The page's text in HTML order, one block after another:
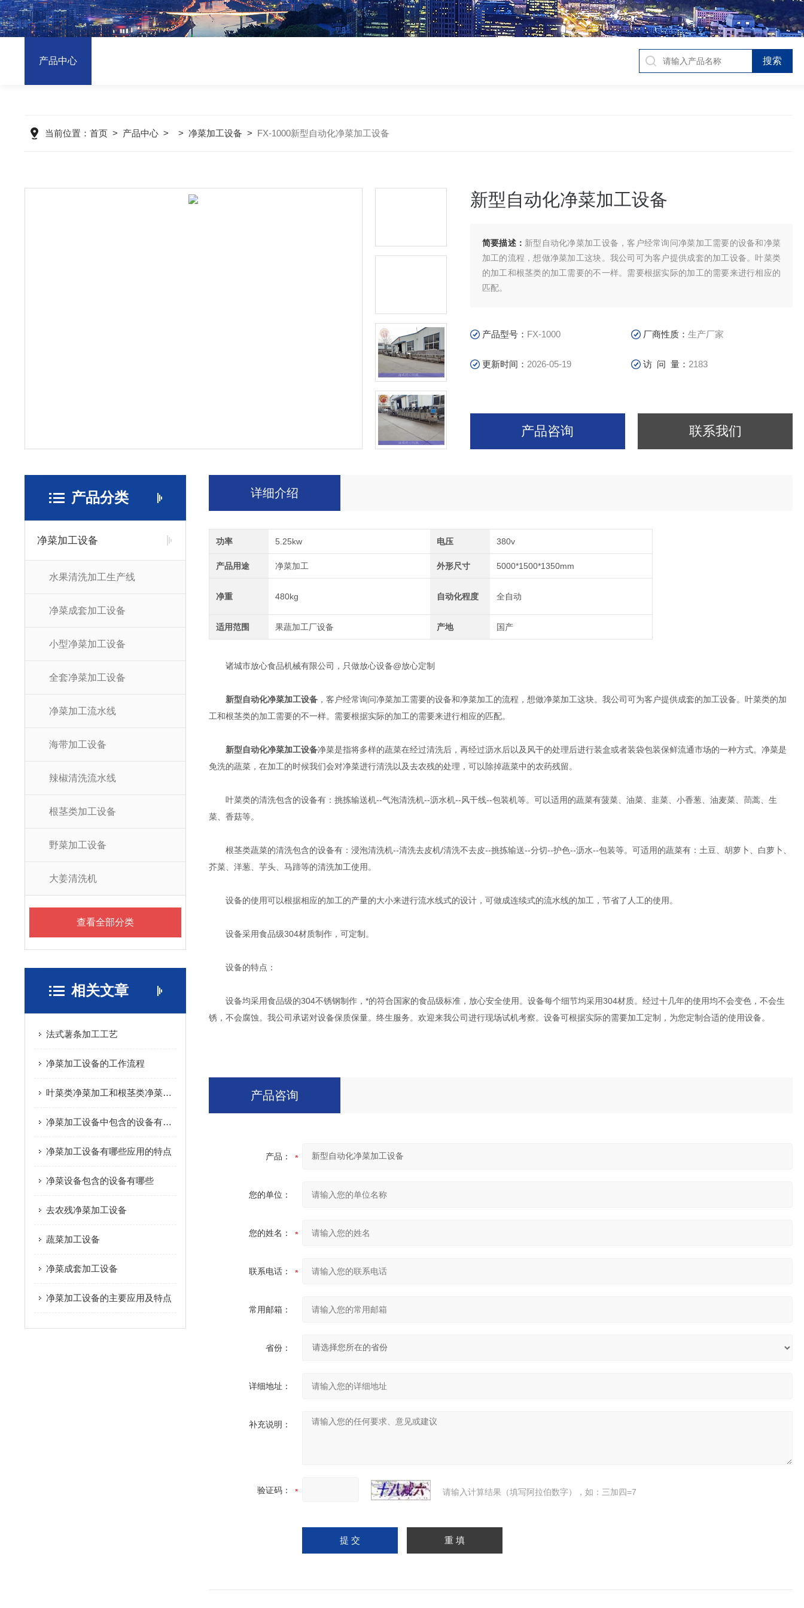
产品中心
当前位置： 首页> 产品中心> > 净菜加工设备 > FX-1000新型自动化净菜加工设备
新型自动化净菜加工设备
简要描述： 新型自动化净菜加工设备，客户经常询问净菜加工需要的设备和净菜
加工的流程，想做净菜加工这块。我公司可为客户提供成套的加工设备。叶菜类
的加工和根茎类的加工需要的不一样。需要根据实际的加工的需要来进行相应的
匹配。
产品型号： FX-1000 厂商性质：生产厂家
更新时间： 2026-05-19 访 问 量： 2183
产品咨询 联系我们
产品分类
净菜加工设备
水果清洗加工生产线
净菜成套加工设备
小型净菜加工设备
全套净菜加工设备
净菜加工流水线
海带加工设备
辣椒清洗流水线
根茎类加工设备
野菜加工设备
大姜清洗机
查看全部分类
相关文章
法式薯条加工工艺
净菜加工设备的工作流程
叶菜类净菜加工和根茎类净菜加工这个两种模式的区别是什么？
净菜加工设备中包含的设备有哪些
净菜加工设备有哪些应用的特点
净菜设备包含的设备有哪些
去农残净菜加工设备
蔬菜加工设备
净菜成套加工设备
净菜加工设备的主要应用及特点
详细介绍
功率 5.25kw 电压 380v
产品用途 净菜加工 外形尺寸 5000*1500*1350mm
净重 480kg 自动化程度 全自动
适用范围 果蔬加工厂设备 产地 国产
诸城市放心食品机械有限公司，只做放心设备@放心定制
新型自动化净菜加工设备 ，客户经常询问净菜加工需要的设备和净菜加工的流程，想做净菜加工这块。我公司可为客户提供成套的加工设备。叶菜类的加
工和根茎类的加工需要的不一样。需要根据实际的加工的需要来进行相应的匹配。
新型自动化净菜加工设备净菜是指将多样的蔬菜在经过清洗后，再经过沥水后以及风干的处理后进行装盒或者装袋包装保鲜流通市场的一种方式。净菜是
免洗的蔬菜，在加工的时候我们会对净菜进行清洗以及去农残的处理，可以除掉蔬菜中的农药残留。
叶菜类的清洗包含的设备有：挑拣输送机--气泡清洗机--沥水机--风干线--包装机等。可以适用的蔬菜有菠菜、油菜、韭菜、小香葱、油麦菜、茼蒿、生
菜、香菇等。
根茎类蔬菜的清洗包含的设备有：浸泡清洗机--清洗去皮机/清洗不去皮--挑拣输送--分切--护色--沥水--包装等。可适用的蔬菜有：土豆、胡萝卜、白萝卜、
芥菜、洋葱、芋头、马蹄等的清洗加工使用。
设备的使用可以根据相应的加工的产量的大小来进行流水线式的设计，可做成连续式的流水线的加工，节省了人工的使用。
设备采用食品级304材质制作，可定制。
设备的特点：
设备均采用食品级的304不锈钢制作，*的符合国家的食品级标准，放心安全使用。设备每个细节均采用304材质。经过十几年的使用均不会变色，不会生
锈，不会腐蚀。我公司承诺对设备保质保量。终生服务。欢迎来我公司进行现场试机考察。设备可根据实际的需要加工定制，为您定制合适的使用设备。
产品咨询
产品：
您的单位：
您的姓名：
联系电话：
常用邮箱：
省份：
详细地址：
补充说明：
验证码： 请输入计算结果（填写阿拉伯数字），如：三加四=7